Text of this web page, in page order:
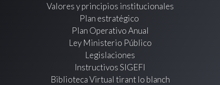
Valores y principios institucionales
Plan estratégico
Plan Operativo Anual
Ley Ministerio Público
Legislaciones
Instructivos SIGEFI
Biblioteca Virtual tirant lo blanch